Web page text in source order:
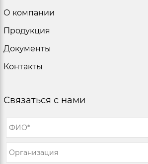
О компании
Продукция
Документы
Контакты
Связаться с нами